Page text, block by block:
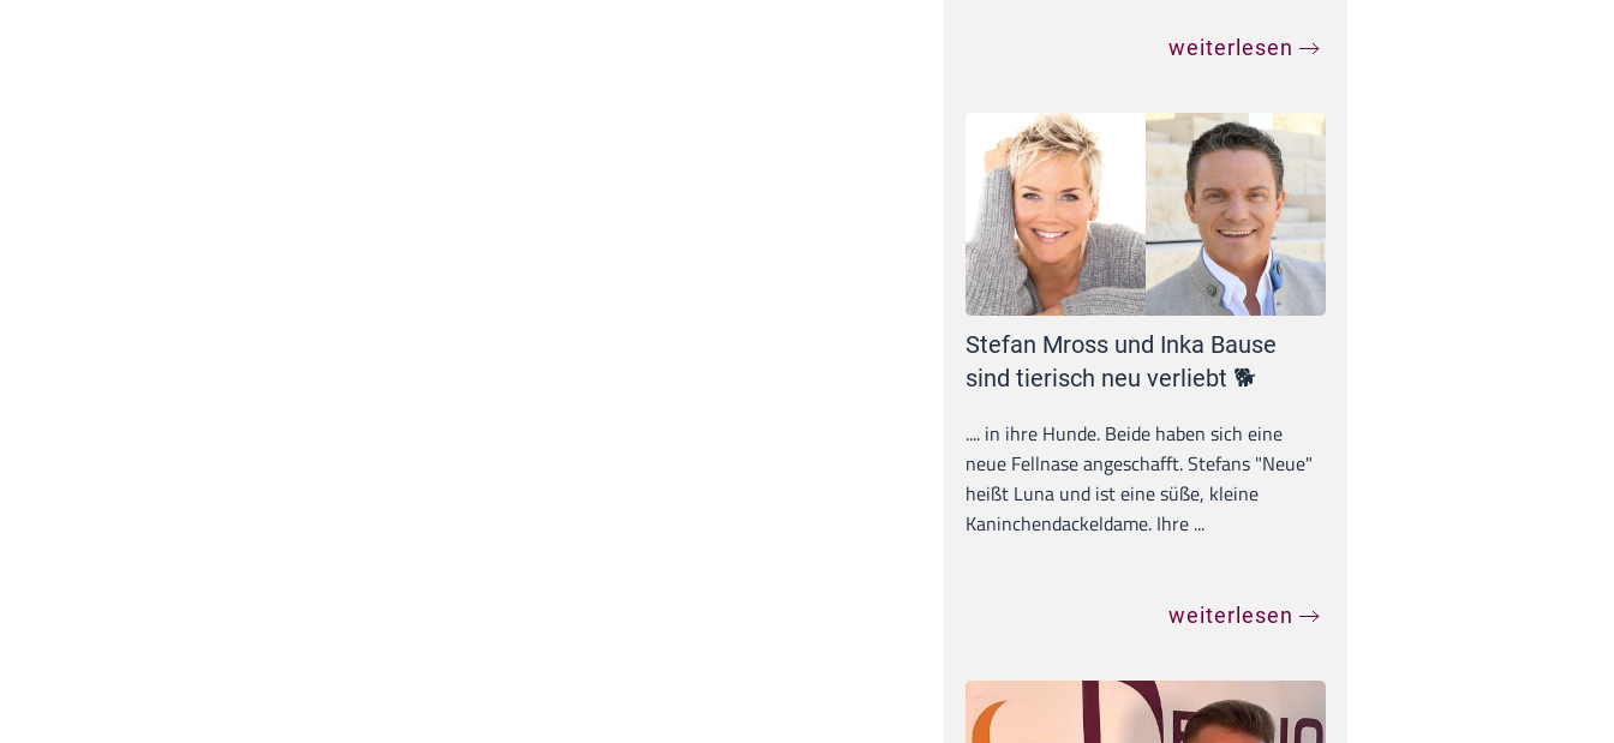
weiterlesen
Stefan Mross und Inka Bause
sind tierisch neu verliebt 🐕
.... in ihre Hunde. Beide haben sich eine
neue Fellnase angeschafft. Stefans "Neue"
heißt Luna und ist eine süße, kleine
Kaninchendackeldame. Ihre ...
weiterlesen